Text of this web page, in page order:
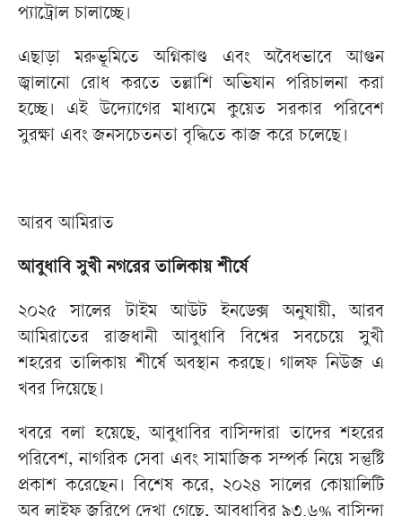
প্যাট্রোল চালাচ্ছে।
এছাড়া মরুভূমিতে অগ্নিকাণ্ড এবং অবৈধভাবে আগুন
জ্বালানো রোধ করতে তল্লাশি অভিযান পরিচালনা করা
হচ্ছে। এই উদ্যোগের মাধ্যমে কুয়েত সরকার পরিবেশ
সুরক্ষা এবং জনসচেতনতা বৃদ্ধিতে কাজ করে চলেছে।
আরব আমিরাত
আবুধাবি সুখী নগরের তালিকায় শীর্ষে
২০২৫ সালের টাইম আউট ইনডেক্স অনুযায়ী, আরব
আমিরাতের রাজধানী আবুধাবি বিশ্বের সবচেয়ে সুখী
শহরের তালিকায় শীর্ষে অবস্থান করছে। গালফ নিউজ এ
খবর দিয়েছে।
খবরে বলা হয়েছে, আবুধাবির বাসিন্দারা তাদের শহরের
পরিবেশ, নাগরিক সেবা এবং সামাজিক সম্পর্ক নিয়ে সন্তুষ্টি
প্রকাশ করেছেন। বিশেষ করে, ২০২৪ সালের কোয়ালিটি